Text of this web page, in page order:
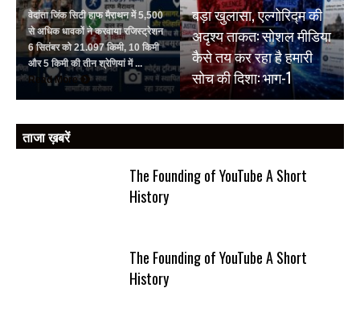
वेदांता जिंक सिटी हाफ मैराथन में 5,500
से अधिक धावकों ने करवाया रजिस्ट्रेशन
6 सितंबर को 21.097 किमी, 10 किमी
और 5 किमी की तीन श्रेणियां में ...
Read More
बड़ा खुलासा, एल्गोरिद्म की
अदृश्य ताकत: सोशल मीडिया
कैसे तय कर रहा है हमारी
सोच की दिशा: भाग-1
ताजा ख़बरें
The Founding of YouTube A Short
History
The Founding of YouTube A Short
History